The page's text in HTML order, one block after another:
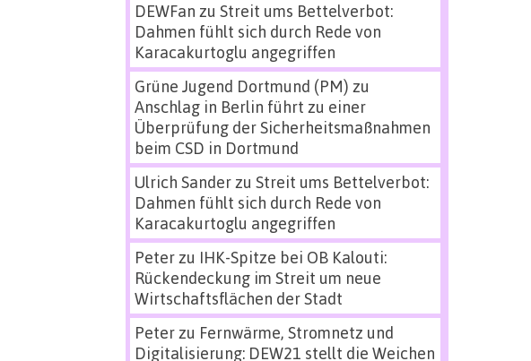
DEWFan zu Streit ums Bettelverbot:
Dahmen fühlt sich durch Rede von
Karacakurtoglu angegriffen
Grüne Jugend Dortmund (PM) zu
Anschlag in Berlin führt zu einer
Überprüfung der Sicherheitsmaßnahmen
beim CSD in Dortmund
Ulrich Sanderzu Streit ums Bettelverbot:
Dahmen fühlt sich durch Rede von
Karacakurtoglu angegriffen
Peterzu IHK-Spitze bei OB Kalouti:
Rückendeckung im Streit um neue
Wirtschaftsflächen der Stadt
Peterzu Fernwärme, Stromnetz und
Digitalisierung: DEW21 stellt die Weichen